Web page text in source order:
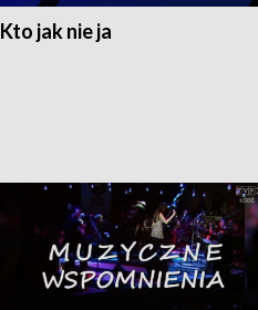
Kto jak nie ja